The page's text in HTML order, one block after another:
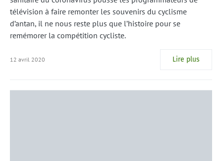
télévision à faire remonter les souvenirs du cyclisme
d’antan, il ne nous reste plus que l’histoire pour se
remémorer la compétition cycliste.
12 avril 2020 Lire plus